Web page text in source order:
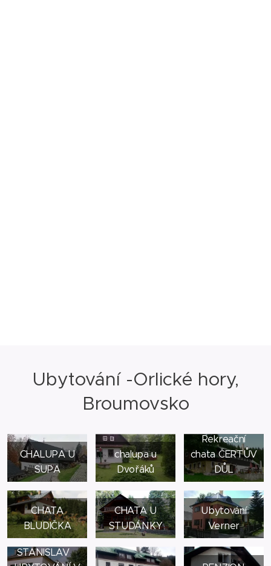
Ubytování -Orlické hory,
Broumovsko
CHALUPA U
SUPA
chalupa u
Dvořáků
Rekreační
chata ČERTŮV
DŮL
CHATA
BLUDIČKA
CHATA U
STUDÁNKY
Ubytování
Verner
MAŠEK
STANISLAV